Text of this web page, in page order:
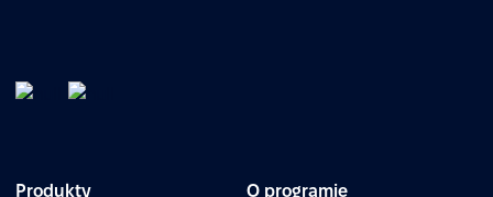
Produkty O programie